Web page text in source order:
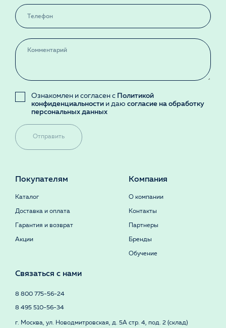
Ознакомлен и согласен с Политикой
конфиденциальности и даю согласие на обработку
персональных данных
Отправить
Покупателям
Каталог
Доставка и оплата
Гарантия и возврат
Акции
Компания
О компании
Контакты
Партнеры
Бренды
Обучение
Связаться с нами
8 800 775-56-24
8 495 510-56-34
г. Москва, ул. Новодмитровская, д. 5А стр. 4, под. 2 (склад)